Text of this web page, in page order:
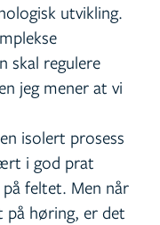
utvikling.
skal regulere
jeg mener at vi
isolert prosess
i god prat
feltet. Men når
på høring, er det